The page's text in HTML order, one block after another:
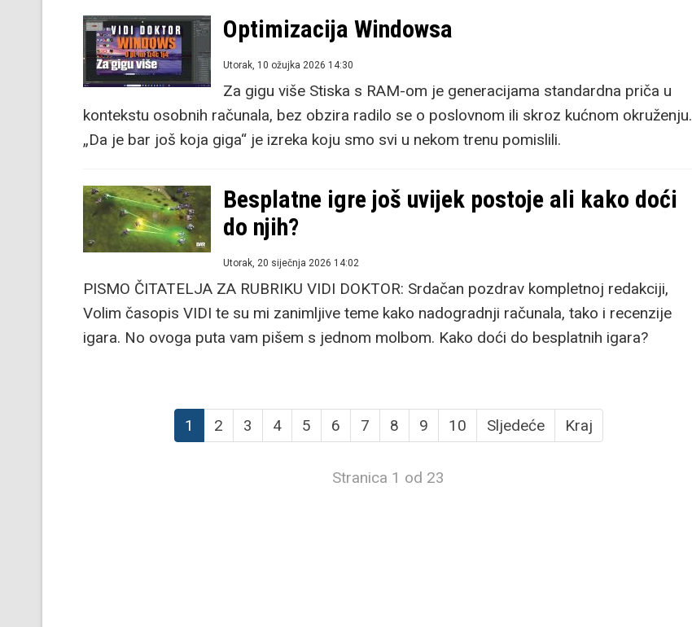
Optimizacija Windowsa
Utorak, 10 ožujka 2026 14:30
Za gigu više Stiska s RAM-om je generacijama standardna priča u
kontekstu osobnih računala, bez obzira radilo se o poslovnom ili skroz kućnom okruženju.
„Da je bar još koja giga“ je izreka koju smo svi u nekom trenu pomislili.
Besplatne igre još uvijek postoje ali kako doći
do njih?
Utorak, 20 siječnja 2026 14:02
PISMO ČITATELJA ZA RUBRIKU VIDI DOKTOR: Srdačan pozdrav kompletnoj redakciji,
Volim časopis VIDI te su mi zanimljive teme kako nadogradnji računala, tako i recenzije
igara. No ovoga puta vam pišem s jednom molbom. Kako doći do besplatnih igara?
1 2 3 4 5 6 7 8 9 10 Sljedeće Kraj
Stranica 1 od 23